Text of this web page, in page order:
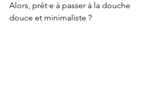
Alors, prêt·e à passer à la douche
douce et minimaliste ?